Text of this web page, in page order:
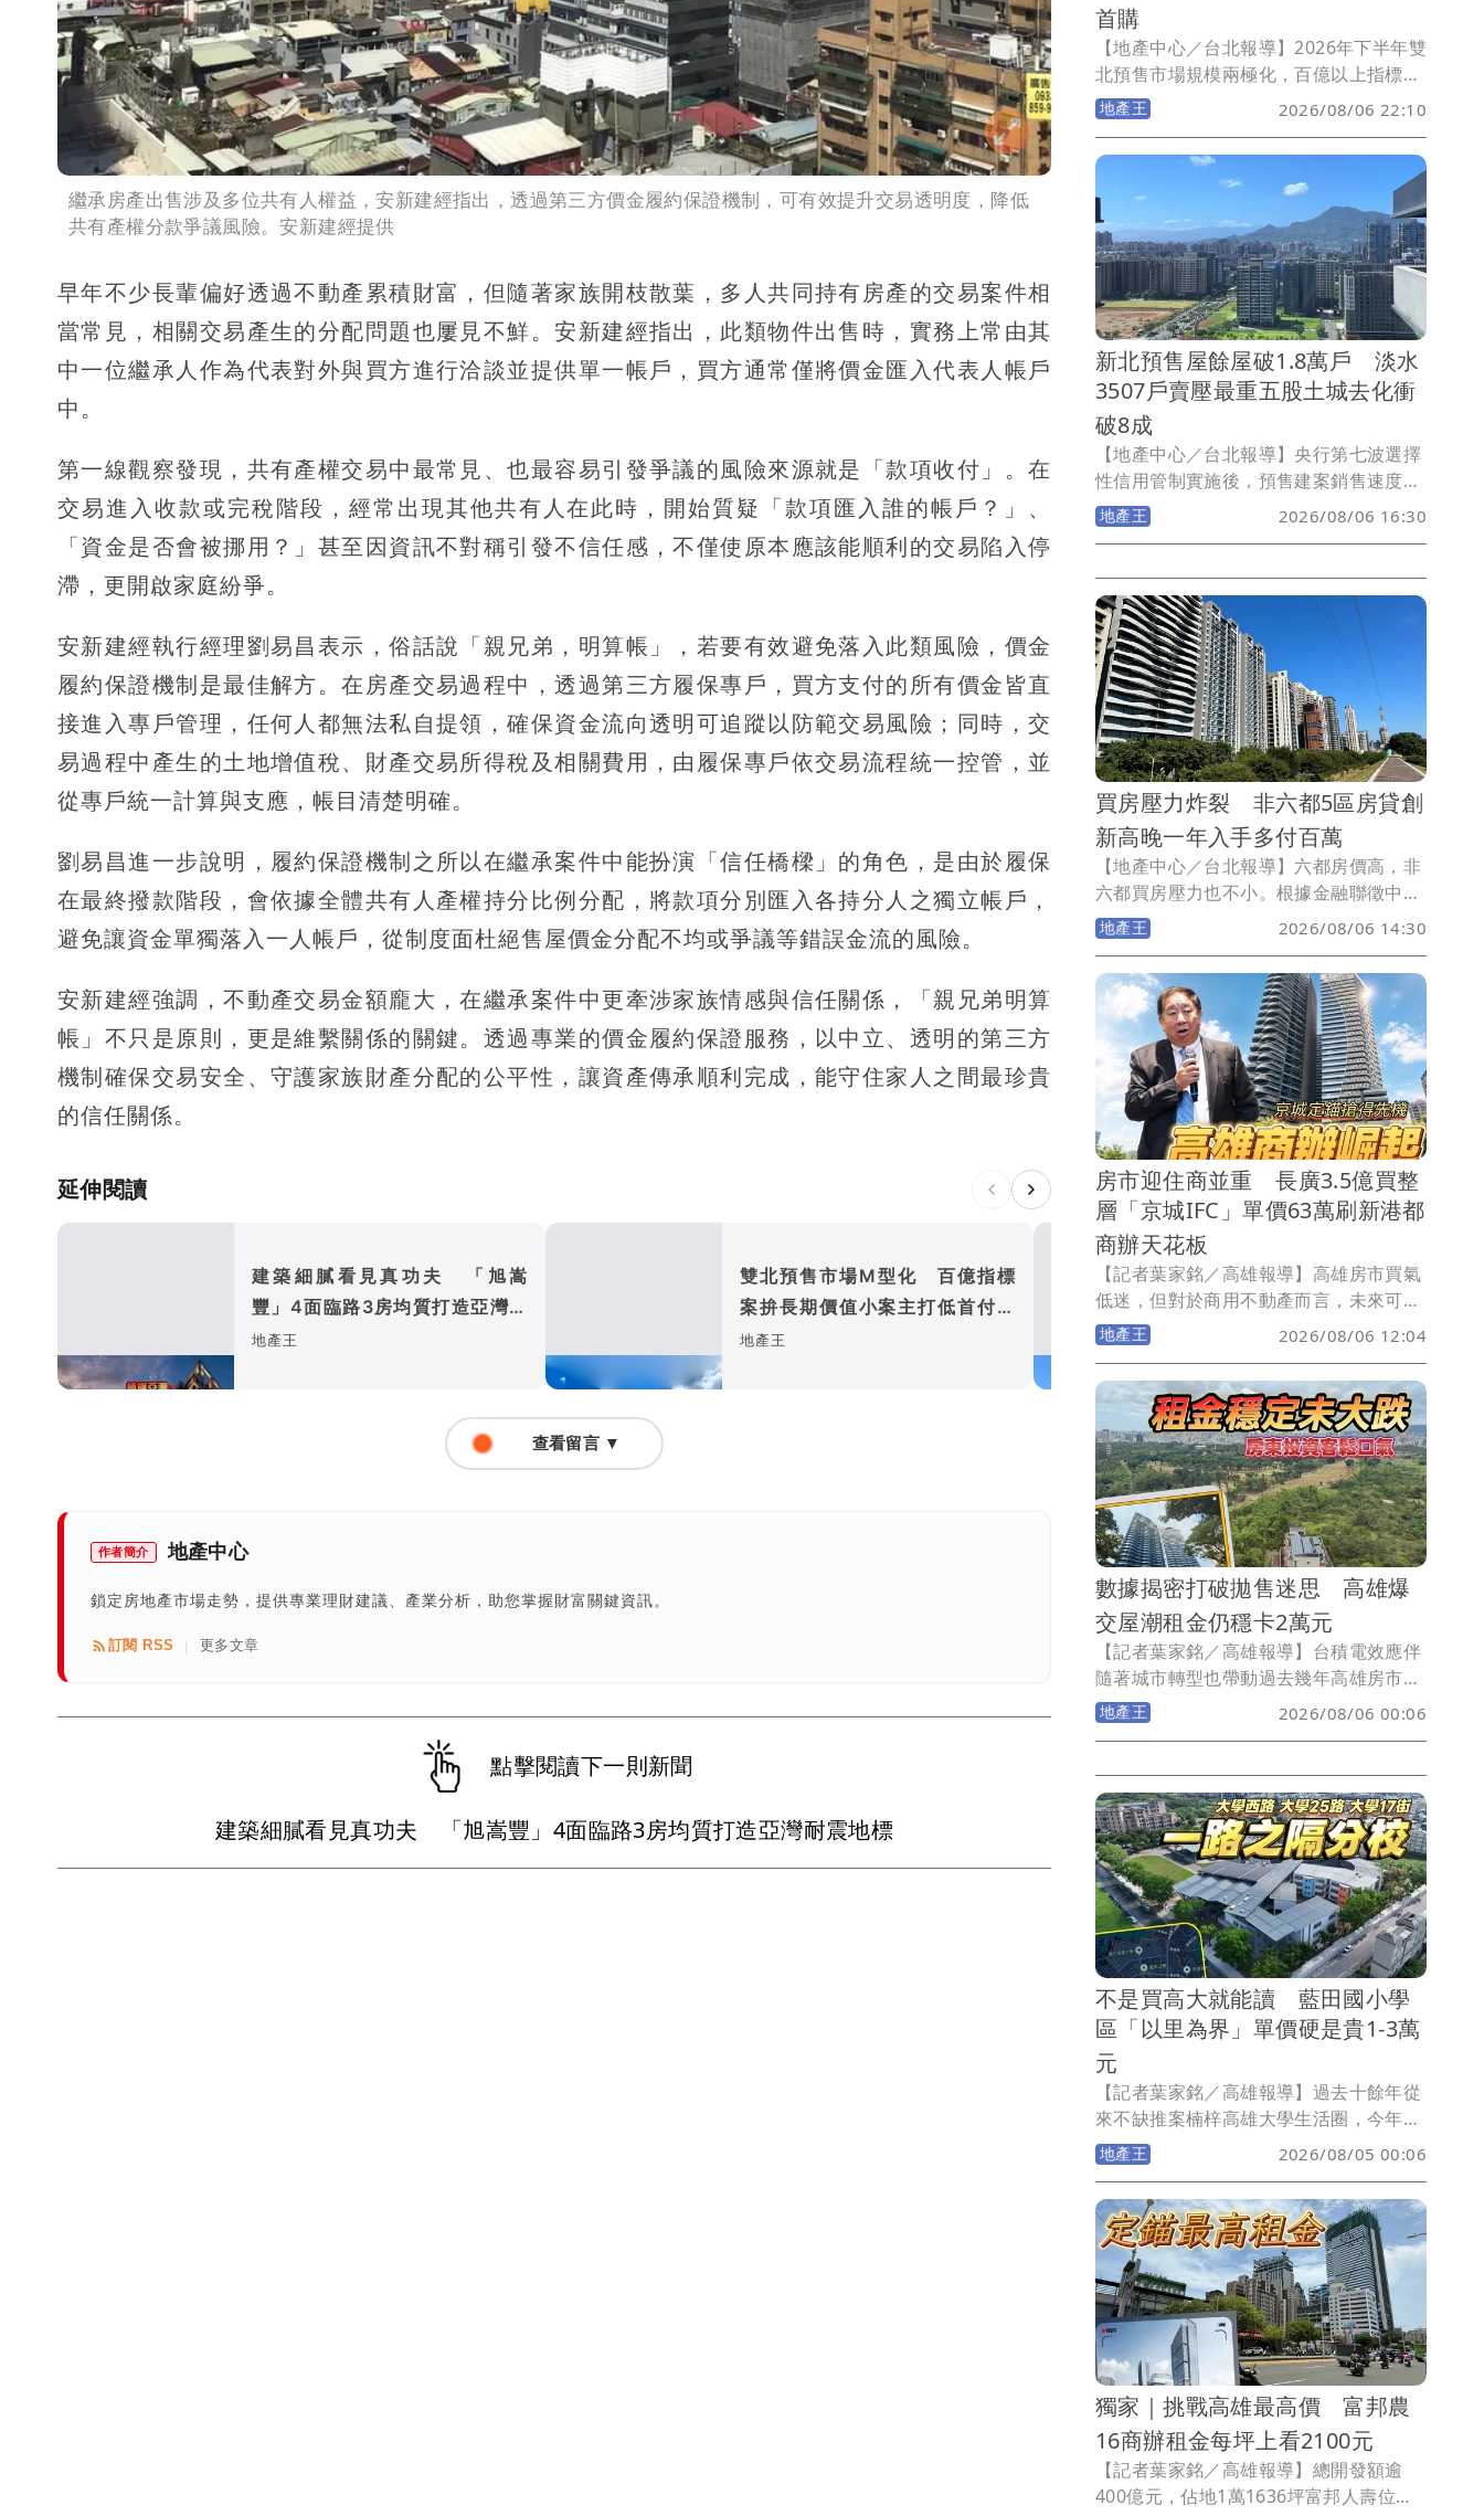
繼承房產出售涉及多位共有人權益，安新建經指出，透過第三方價金履約保證機制，可有效提升交易透明度，降低
共有產權分款爭議風險。安新建經提供
早年不少長輩偏好透過不動產累積財富，但隨著家族開枝散葉，多人共同持有房產的交易案件相
當常見，相關交易產生的分配問題也屢見不鮮。安新建經指出，此類物件出售時，實務上常由其
中一位繼承人作為代表對外與買方進行洽談並提供單一帳戶，買方通常僅將價金匯入代表人帳戶
中。
第一線觀察發現，共有產權交易中最常見、也最容易引發爭議的風險來源就是「款項收付」。在
交易進入收款或完稅階段，經常出現其他共有人在此時，開始質疑「款項匯入誰的帳戶？」、
「資金是否會被挪用？」甚至因資訊不對稱引發不信任感，不僅使原本應該能順利的交易陷入停
滯，更開啟家庭紛爭。
安新建經執行經理劉易昌表示，俗話說「親兄弟，明算帳」，若要有效避免落入此類風險，價金
履約保證機制是最佳解方。在房產交易過程中，透過第三方履保專戶，買方支付的所有價金皆直
接進入專戶管理，任何人都無法私自提領，確保資金流向透明可追蹤以防範交易風險；同時，交
易過程中產生的土地增值稅、財產交易所得稅及相關費用，由履保專戶依交易流程統一控管，並
從專戶統一計算與支應，帳目清楚明確。
劉易昌進一步說明，履約保證機制之所以在繼承案件中能扮演「信任橋樑」的角色，是由於履保
在最終撥款階段，會依據全體共有人產權持分比例分配，將款項分別匯入各持分人之獨立帳戶，
避免讓資金單獨落入一人帳戶，從制度面杜絕售屋價金分配不均或爭議等錯誤金流的風險。
安新建經強調，不動產交易金額龐大，在繼承案件中更牽涉家族情感與信任關係，「親兄弟明算
帳」不只是原則，更是維繫關係的關鍵。透過專業的價金履約保證服務，以中立、透明的第三方
機制確保交易安全、守護家族財產分配的公平性，讓資產傳承順利完成，能守住家人之間最珍貴
的信任關係。
延伸閱讀
建築細膩看見真功夫 「旭嵩
豐」4面臨路3房均質打造亞灣耐
震地標
地產王
雙北預售市場M型化 百億指標
案拚長期價值小案主打低首付搶
首購
地產王
新北預售屋餘屋破1.8萬戶
3507戶賣壓最重五股土城去
查看留言 ▼
作者簡介 地產中心
鎖定房地產市場走勢，提供專業理財建議、產業分析，助您掌握財富關鍵資訊。
訂閱 RSS 更多文章
點擊閱讀下一則新聞
建築細膩看見真功夫 「旭嵩豐」4面臨路3房均質打造亞灣耐震地標
首購
【地產中心／台北報導】2026年下半年雙
北預售市場規模兩極化，百億以上指標案
與50億元以下中小案並立。信義代銷童莉
婷指出，百億大案憑區域亮點與品牌力衝
高房價、賣長期價值；中小案則以小坪
數、低首付催買氣，搶攻首購現金流，
「百億大案仰賴區域亮點、品牌實力與大
型社區規劃，提升產品稀有性與長期持有
價值，支撐高基期房價；50億元以下的中
小型個案則著重小坪數、低首付，以資金
彈性換取購屋可行性，提高買方進場意
願。」
地產王 2026/08/06 22:10
新北預售屋餘屋破1.8萬戶 淡水
3507戶賣壓最重五股土城去化衝
破8成
【地產中心／台北報導】央行第七波選擇
性信用管制實施後，預售建案銷售速度明
顯放緩，進而推升預售市場的待售餘屋
量。永慶房產集團盤點2021年7月預售屋
「待售餘屋量」與「累計銷售率」。數據
顯示，新北市全區待售餘屋量已突破1萬8
千戶，其中淡水、三重、林口等重劃區推
案重鎮的賣壓最為顯著，土城、五股的累
計銷售率則雙雙突破8成。
地產王 2026/08/06 16:30
買房壓力炸裂 非六都5區房貸創
新高晚一年入手多付百萬
【地產中心／台北報導】六都房價高，非
六都買房壓力也不小。根據金融聯徵中心
2026年Q1新增房貸資料統計，非六都15
個縣市當中，包括新竹縣、苗栗縣、彰化
縣、嘉義縣及嘉義市，五個縣市平均房貸
金額同步創下歷史新高！房價與房貸壓
力，均為非六都地區中名列前茅！其中，
房貸壓力最高的是新竹縣，Q1平均房貸
來到史上新高達1347萬元，增壓幅度也居
冠，晚一年入手就要多負擔131萬元！苗
栗縣負擔也明顯增壓，晚一年同樣多負擔
逾百萬元！
地產王 2026/08/06 14:30
房市迎住商並重 長廣3.5億買整
層「京城IFC」單價63萬刷新港都
商辦天花板
【記者葉家銘／高雄報導】高雄房市買氣
低迷，但對於商用不動產而言，未來可能
如同雨後春筍般一棟棟的出現，而且單價
可能不斷邁向新高！今日上午長廣股份有
限公司發出重訊，以總價約3.495億元，
購入農16特區京城集團位於凹子底森林公
園首排，位於30樓商辦「京城IFC」，含9
個車位每個車位312.2萬元，總面積
547.34坪，換算每坪成交單價63萬元，直
接改寫高雄商辦單價新高紀錄。
地產王 2026/08/06 12:04
數據揭密打破拋售迷思 高雄爆
交屋潮租金仍穩卡2萬元
【記者葉家銘／高雄報導】台積電效應伴
隨著城市轉型也帶動過去幾年高雄房市買
氣，然而隨著央行信用管制導致交易動能
出現大幅衰退，當房仲統計全台將面臨大
數據而言房東可以鬆一口氣！《壹蘋新聞
網》統計2023-2026年高雄屋齡2年內新
成屋過戶、大樓出租戶數與租金發現，所
謂的龐大交屋潮與出租潮均呈現走揚，但
近3年租金行情維持在中位數2-2.1萬元盤
整，整體市場呈現相對樂觀態勢。
地產王 2026/08/06 00:06
不是買高大就能讀 藍田國小學
區「以里為界」單價硬是貴1-3萬
元
【記者葉家銘／高雄報導】過去十餘年從
來不缺推案楠梓高雄大學生活圈，今年8
月迎來區內第2所小學藍田國小，該校屬
全國首座全鋼構小學，建設經費10.7億
元，佔地2.95公頃，國小有48班，115學
年度招收25班，共計475人；非營利幼兒
園2班學生40人；公托3班學生60人，因
高雄大學屬房市熱區，在台積電效應後吸
引許多科技新貴進駐，而藍田國小校舍剛
完工招生，也吸引許多家長慕名而來，但
《壹蘋新聞網》提醒並非高雄大學重劃區
內均可就讀藍田國小，須屬藍田里才符合
資格，若屬中興與中和里則為援中國小學
區。
地產王 2026/08/05 00:06
獨家｜挑戰高雄最高價 富邦農
16商辦租金每坪上看2100元
【記者葉家銘／高雄報導】總開發額逾
400億元，佔地1萬1636坪富邦人壽位於